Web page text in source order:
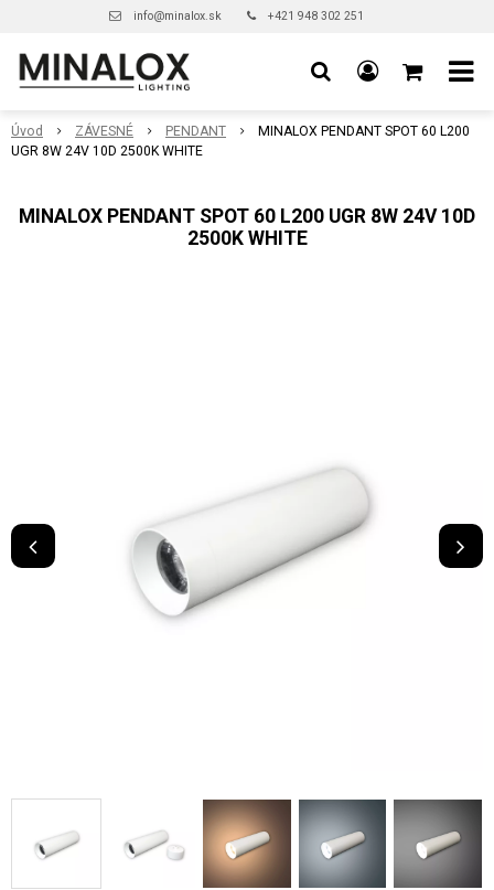
info@minalox.sk +421 948 302 251
Úvod ZÁVESNÉ PENDANT
MINALOX PENDANT SPOT 60 L200
UGR 8W 24V 10D 2500K WHITE
MINALOX PENDANT SPOT 60 L200 UGR 8W 24V 10D
2500K WHITE